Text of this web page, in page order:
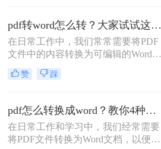
展，现在有许多在线工具可以轻松实
现PDF到Word的转换，无需安装任何
软件。本文将向您介绍如何使用这些
在线服务来完成转换，并提供一些选
择在线转换工具时应考虑的因素。
pdf转word怎么转？大家试试这三种转换方法！
在日常工作中，我们常常需要将PDF
文件中的内容转换为可编辑的Word文
档，以便于修改或重新排版。幸运的
是，随着技术的发展，现在有多种方
那么pdf转word怎么转呢？本文将介绍
三种常见的PDF转Word的方法，包括
在线转换工具、使用Microsoft Office
以及专业软件转换。
赞 踩
pdf怎么转换成word？教你4种实用转换方法！
在日常工作和学习中，我们经常需要
将PDF文件转换为Word文档，以便进